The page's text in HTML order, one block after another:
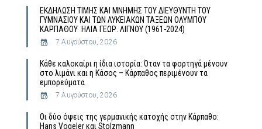
ΕΚΔΗΛΩΣΗ ΤΙΜΗΣ ΚΑΙ ΜΝΗΜΗΣ ΤΟΥ ΔΙΕΥΘΥΝΤΗ ΤΟΥ
ΓΥΜΝΑΣΙΟΥ ΚΑΙ ΤΩΝ ΛΥΚΕΙΑΚΩΝ ΤΑΞΕΩΝ ΟΛΥΜΠΟΥ
ΚΑΡΠΑΘΟΥ ΗΛΙΑ ΓΕΩΡ. ΛΙΓΝΟΥ (1961-2024)
7 Αυγούστου, 2026
Κάθε καλοκαίρι η ίδια ιστορία: Όταν τα φορτηγά μένουν
στο λιμάνι και η Κάσος – Κάρπαθος περιμένουν τα
εμπορεύματα
7 Αυγούστου, 2026
Οι δύο όψεις της γερμανικής κατοχής στην Κάρπαθο:
Hans Vogeler και Stolzmann